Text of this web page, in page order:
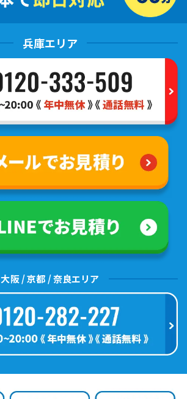
兵庫エリア
大阪 / 京都 / 奈良エリア